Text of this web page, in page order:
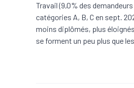
Travail (9,0% des
catégories A, B, C en sept.
moins diplômés, plus
se forment un peu plus que